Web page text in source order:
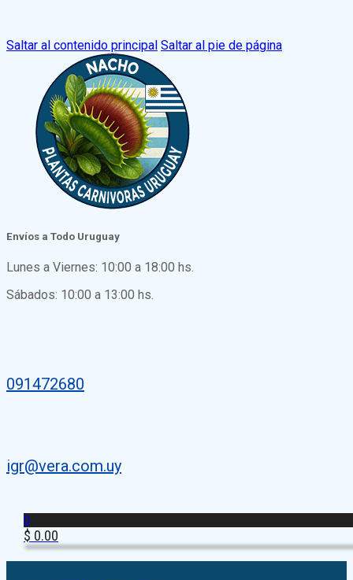
Saltar al contenido principal Saltar al pie de página
Envíos a Todo Uruguay
Lunes a Viernes: 10:00 a 18:00 hs.
Sábados: 10:00 a 13:00 hs.
091472680
igr@vera.com.uy
0
$ 0.00